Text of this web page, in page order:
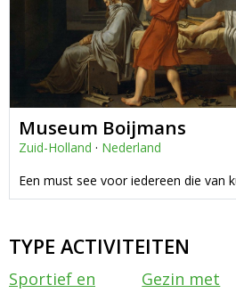
Museum Boijmans
Zuid-Holland · Nederland
Een must see voor iedereen die van
TYPE ACTIVITEITEN
Sportief en
Gezin met